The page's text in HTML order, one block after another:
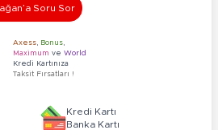
Soru Sor
Axess Bonus
Maximum ve World
Kredi Kartınıza
Taksit Fırsatları !
Kredi Kartı
Banka Kartı